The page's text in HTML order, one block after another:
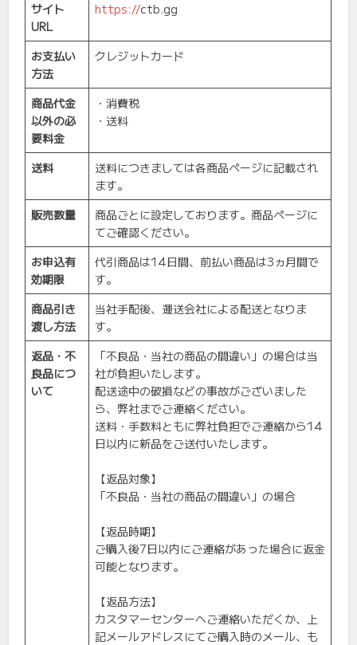
サイト
URL
https://ctb.gg
お支払い
方法
クレジットカード
商品代金
以外の必
要料金
・消費税
・送料
送料
送料につきましては各商品ページに記載され
ます。
販売数量
商品ごとに設定しております。商品ページに
てご確認ください。
お申込有
効期限
代引商品は14日間、前払い商品は3ヵ月間で
す。
商品引き
渡し方法
当社手配後、運送会社による配送となりま
す。
返品・不
良品につ
いて
「不良品・当社の商品の間違い」の場合は当
社が負担いたします。
配送途中の破損などの事故がございました
ら、弊社までご連絡ください。
送料・手数料ともに弊社負担でご連絡から14
日以内に新品をご送付いたします。
【返品対象】
「不良品・当社の商品の間違い」の場合
【返品時期】
ご購入後7日以内にご連絡があった場合に返金
可能となります。
【返品方法】
カスタマーセンターへご連絡いただくか、上
記メールアドレスにてご購入時のメール、も